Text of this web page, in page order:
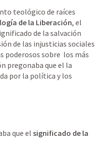
teológico de raíces
de la Liberación, el
de la salvación
de las injusticias sociales
poderosos sobre  los más
pregonaba que el la
por la política y los
que el significado de la